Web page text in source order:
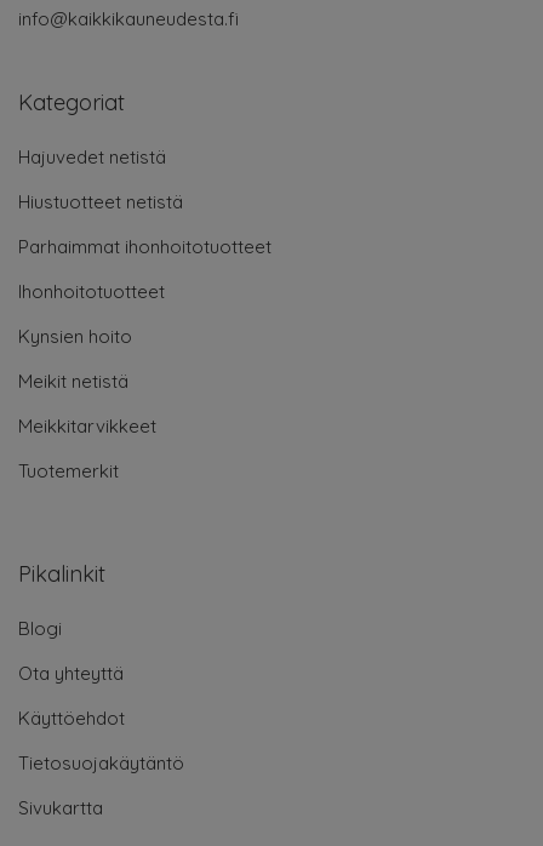
info@kaikkikauneudesta.fi
Kategoriat
Hajuvedet netistä
Hiustuotteet netistä
Parhaimmat ihonhoitotuotteet
Ihonhoitotuotteet
Kynsien hoito
Meikit netistä
Meikkitarvikkeet
Tuotemerkit
Pikalinkit
Blogi
Ota yhteyttä
Käyttöehdot
Tietosuojakäytäntö
Sivukartta